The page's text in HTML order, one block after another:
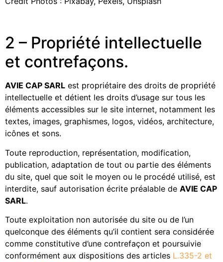
2 – Propriété intellectuelle
et contrefaçons.
AVIE CAP SARL est propriétaire des droits de propriété
intellectuelle et détient les droits d’usage sur tous les
éléments accessibles sur le site internet, notamment les
textes, images, graphismes, logos, vidéos, architecture,
icônes et sons.
Toute reproduction, représentation, modification,
publication, adaptation de tout ou partie des éléments
du site, quel que soit le moyen ou le procédé utilisé, est
interdite, sauf autorisation écrite préalable de AVIE CAP
SARL.
Toute exploitation non autorisée du site ou de l’un
quelconque des éléments qu’il contient sera considérée
comme constitutive d’une contrefaçon et poursuivie
conformément aux dispositions des articles L.335-2 et